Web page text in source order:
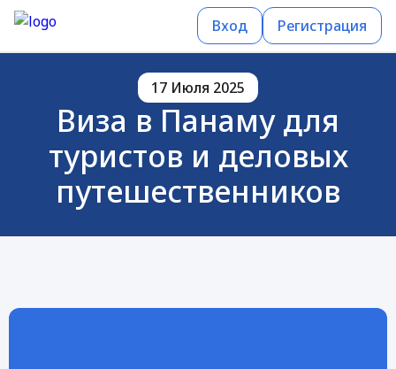
Вход Регистрация
17 Июля 2025
Виза в Панаму для
туристов и деловых
путешественников